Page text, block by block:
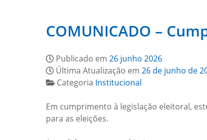
COMUNICADO –
Publicado em 26 junho 2026
Última Atualização em 26 de junho de
Categoria Institucional
Em cumprimento à legislação eleitoral,
para as eleições.